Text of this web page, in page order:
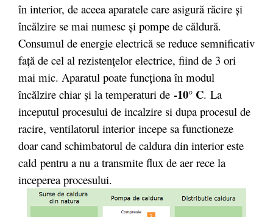
în interior, de aceea aparatele care asigură răcire şi
încălzire se mai numesc şi pompe de căldură.
Consumul de energie electrică se reduce semnificativ
faţă de cel al rezistenţelor electrice, fiind de 3 ori
mai mic. Aparatul poate funcţiona în modul
încălzire chiar şi la temperaturi de -10° C. La
inceputul procesului de incalzire si dupa procesul de
racire, ventilatorul interior incepe sa functioneze
doar cand schimbatorul de caldura din interior este
cald pentru a nu a transmite flux de aer rece la
inceperea procesului.